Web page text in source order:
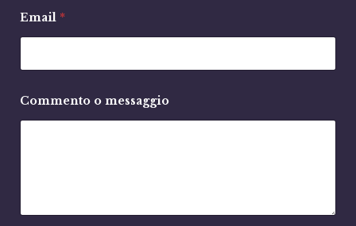
Email *
Commento o messaggio